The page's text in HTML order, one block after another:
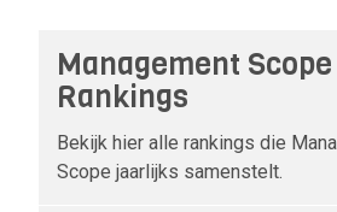
Management Scope
Rankings
Bekijk hier alle rankings die
Scope jaarlijks samenstelt.